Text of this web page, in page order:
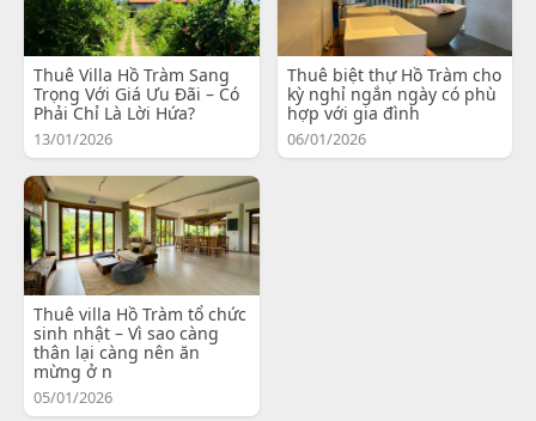
Thuê Villa Hồ Tràm Sang
Trọng Với Giá Ưu Đãi – Có
Phải Chỉ Là Lời Hứa?
13/01/2026
Thuê biệt thự Hồ Tràm cho
kỳ nghỉ ngắn ngày có phù
hợp với gia đình
06/01/2026
Thuê villa Hồ Tràm tổ chức
sinh nhật – Vì sao càng
thân lại càng nên ăn
mừng ở n
05/01/2026